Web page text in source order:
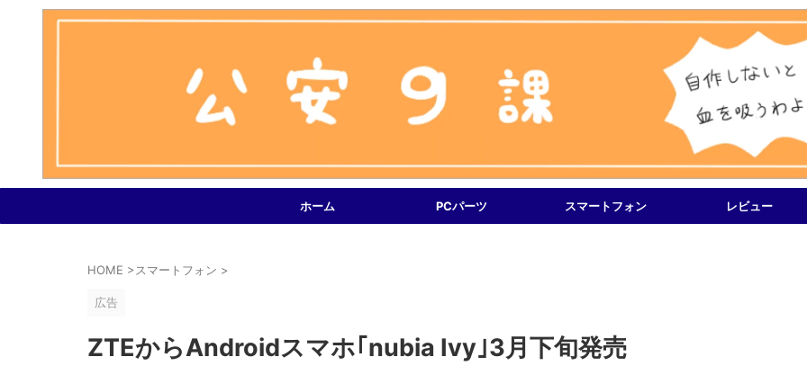
ホーム PCパーツ スマートフォン レビュー
HOME >スマートフォン >
広告
ZTEからAndroidスマホ｢nubia Ivy｣3月下旬発売